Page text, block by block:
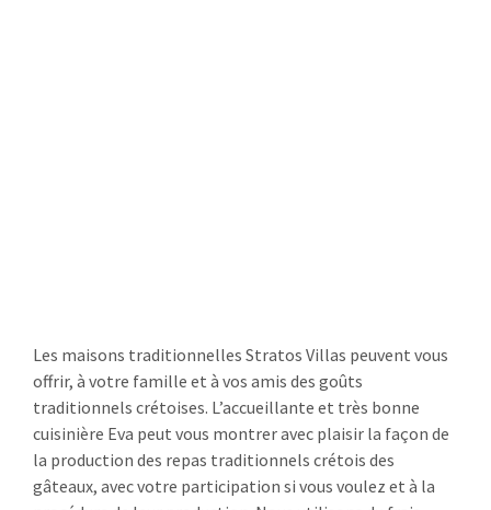
Les maisons traditionnelles Stratos Villas peuvent vous
offrir, à votre famille et à vos amis des goûts
traditionnels crétoises. L’accueillante et très bonne
cuisinière Eva peut vous montrer avec plaisir la façon de
la production des repas traditionnels crétois des
gâteaux, avec votre participation si vous voulez et à la